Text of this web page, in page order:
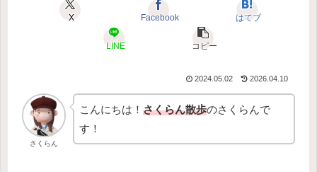
X Facebook はてブ
LINE コピー
2024.05.02 2026.04.10
さくらん
こんにちは！ さくらん散歩のさくらんで
す！